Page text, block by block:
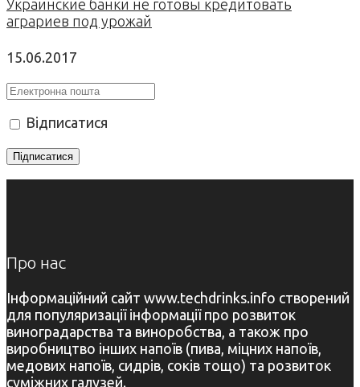
Украинские банки не готовы кредитовать
аграриев под урожай
15.06.2017
Відписатися
Про нас
Інформаційний сайт www.techdrinks.info створений
для популяризації інформації про розвиток
виноградарства та виноробства, а також про
виробництво інших напоїв (пива, міцних напоїв,
медових напоїв, сидрів, соків тощо) та розвиток
суміжних галузей.